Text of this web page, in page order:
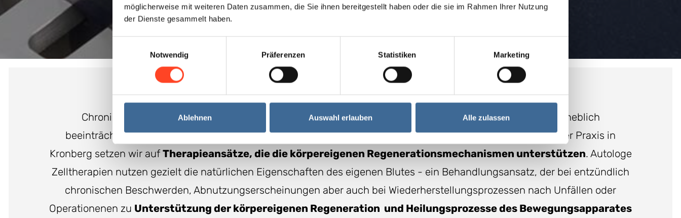
möglicherweise mit weiteren Daten zusammen, die Sie ihnen bereitgestellt haben oder die sie im Rahmen Ihrer Nutzung
der Dienste gesammelt haben.
Notwendig
Präferenzen Statistiken Marketing
Ablehnen Auswahl erlauben Alle zulassen
Chronische Sehnenbeschwerden, Gelenkprobleme oder Sportverletzungen können die Lebensqualität erheblich
beeinträchtigen. Die moderne Regenerationsmedizin kann dabei neue Behandlungswege eröffnen: In unserer Praxis in
Kronberg setzen wir aufTherapieansätze, die die körpereigenen Regenerations­mechanismen unterstützen. Autologe
Zelltherapien nutzen gezielt die natürlichen Eigenschaften des eigenen Blutes - ein Behandlungsansatz, der bei entzündlich
chronischen Beschwerden, Abnutzungserscheinungen aber auch bei Wiederherstellungs­prozessen nach Unfällen oder
Operationenen zu Unterstützung der körpereigenen Regeneration und Heilungsprozesse des Bewegungsapparates